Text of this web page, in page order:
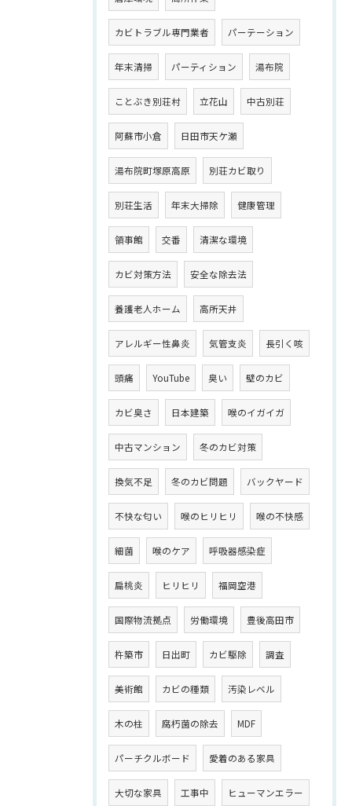
カビトラブル専門業者 パーテーション
年末清掃 パーティション 湯布院
ことぶき別荘村 立花山 中古別荘
阿蘇市小倉 日田市天ケ瀬
湯布院町塚原高原 別荘カビ取り
別荘生活 年末大掃除 健康管理
領事館 交番 清潔な環境
カビ対策方法 安全な除去法
養護老人ホーム 高所天井
アレルギー性鼻炎 気管支炎 長引く咳
頭痛 YouTube 臭い 壁のカビ
カビ臭さ 日本建築 喉のイガイガ
中古マンション 冬のカビ対策
換気不足 冬のカビ問題 バックヤード
不快な匂い 喉のヒリヒリ 喉の不快感
細菌 喉のケア 呼吸器感染症
扁桃炎 ヒリヒリ 福岡空港
国際物流拠点 労働環境 豊後高田市
杵築市 日出町 カビ駆除 調査
美術館 カビの種類 汚染レベル
木の柱 腐朽菌の除去 MDF
パーチクルボード 愛着のある家具
大切な家具 工事中 ヒューマンエラー